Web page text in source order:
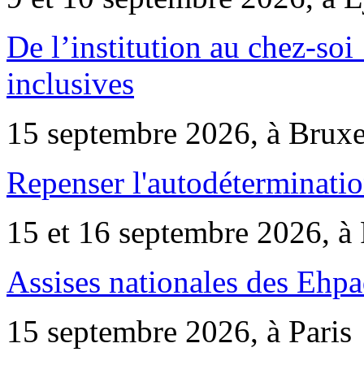
De l’institution au chez-
inclusives
15 septembre 2026, à
Repenser
15 et 16 septembre 2026, à
Assises nationales des
15 septembre 2026, à Paris